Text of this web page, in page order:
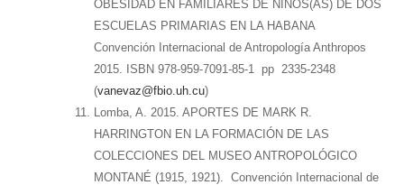
OBESIDAD EN FAMILIARES DE NIÑOS(AS) DE DOS
ESCUELAS PRIMARIAS EN LA HABANA
Convención Internacional de Antropología Anthropos
2015. ISBN 978-959-7091-85-1 pp 2335-2348
(vanevaz@fbio.uh.cu)
Lomba, A. 2015. APORTES DE MARK R.
HARRINGTON EN LA FORMACIÓN DE LAS
COLECCIONES DEL MUSEO ANTROPOLÓGICO
MONTANÉ (1915, 1921). Convención Internacional de